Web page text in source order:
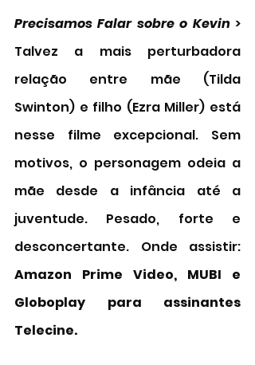
Precisamos Falar sobre o Kevin >
Talvez a mais perturbadora
relação entre mãe (Tilda
Swinton) e filho (Ezra Miller) está
nesse filme excepcional. Sem
motivos, o personagem odeia a
mãe desde a infância até a
juventude. Pesado, forte e
Amazon Prime Video, MUBI e
Globoplay para assinantes
Telecine.